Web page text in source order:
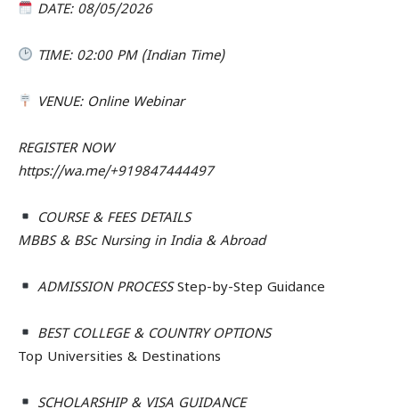
DATE: 08/05/2026
TIME: 02:00 PM (Indian Time)
VENUE: Online Webinar
REGISTER NOW
https://wa.me/+919847444497
COURSE & FEES DETAILS
MBBS & BSc Nursing in India & Abroad
ADMISSION PROCESSStep-by-Step Guidance
BEST COLLEGE & COUNTRY OPTIONS
Top Universities & Destinations
SCHOLARSHIP & VISA GUIDANCE